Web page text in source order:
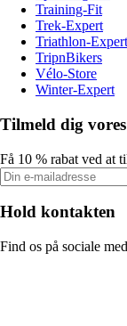
Training-Fit
Trek-Expert
Triathlon-Expert
TripnBikers
Vélo-Store
Winter-Expert
Tilmeld dig
Få 10 % rabat ved at
Hold kontakten
Find os på sociale